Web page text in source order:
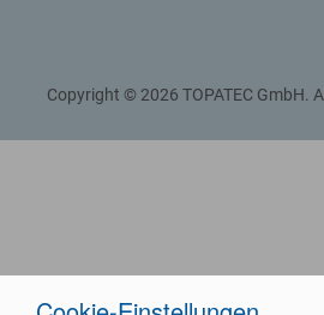
Copyright © 2026 TOPATEC GmbH.
Drücken